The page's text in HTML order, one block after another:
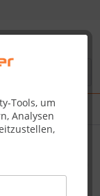
Tools, um
Analysen